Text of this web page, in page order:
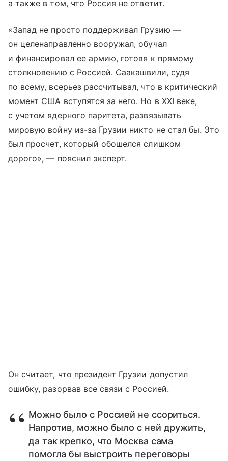
а также в том, что Россия не ответит.
«Запад не просто поддерживал Грузию —
он целенаправленно вооружал, обучал
и финансировал ее армию, готовя к прямому
столкновению с Россией. Саакашвили, судя
по всему, всерьез рассчитывал, что в критический
момент США вступятся за него. Но в XXI веке,
с учетом ядерного паритета, развязывать
мировую войну из-за Грузии никто не стал бы. Это
был просчет, который обошелся слишком
дорого», — пояснил эксперт.
Он считает, что президент Грузии допустил
ошибку, разорвав все связи с Россией.
Можно было с Россией не ссориться.
Напротив, можно было с ней дружить,
да так крепко, что Москва сама
помогла бы выстроить переговоры